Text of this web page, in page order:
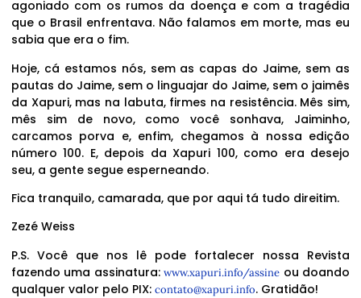
agoniado com os rumos da doença e com a tragédia
que o Brasil enfrentava. Não falamos em morte, mas eu
sabia que era o fim.
Hoje, cá estamos nós, sem as capas do Jaime, sem as
pautas do Jaime, sem o linguajar do Jaime, sem o jaimês
da Xapuri, mas na labuta, firmes na resistência. Mês sim,
mês sim de novo, como você sonhava, Jaiminho,
carcamos porva e, enfim, chegamos à nossa edição
número 100. E, depois da Xapuri 100, como era desejo
seu, a gente segue esperneando.
Fica tranquilo, camarada, que por aqui tá tudo direitim.
Zezé Weiss
P.S. Você que nos lê pode fortalecer nossa Revista
fazendo uma assinatura:www.xapuri.info/assine ou doando
qualquer valor pelo PIX: contato@xapuri.info. Gratidão!